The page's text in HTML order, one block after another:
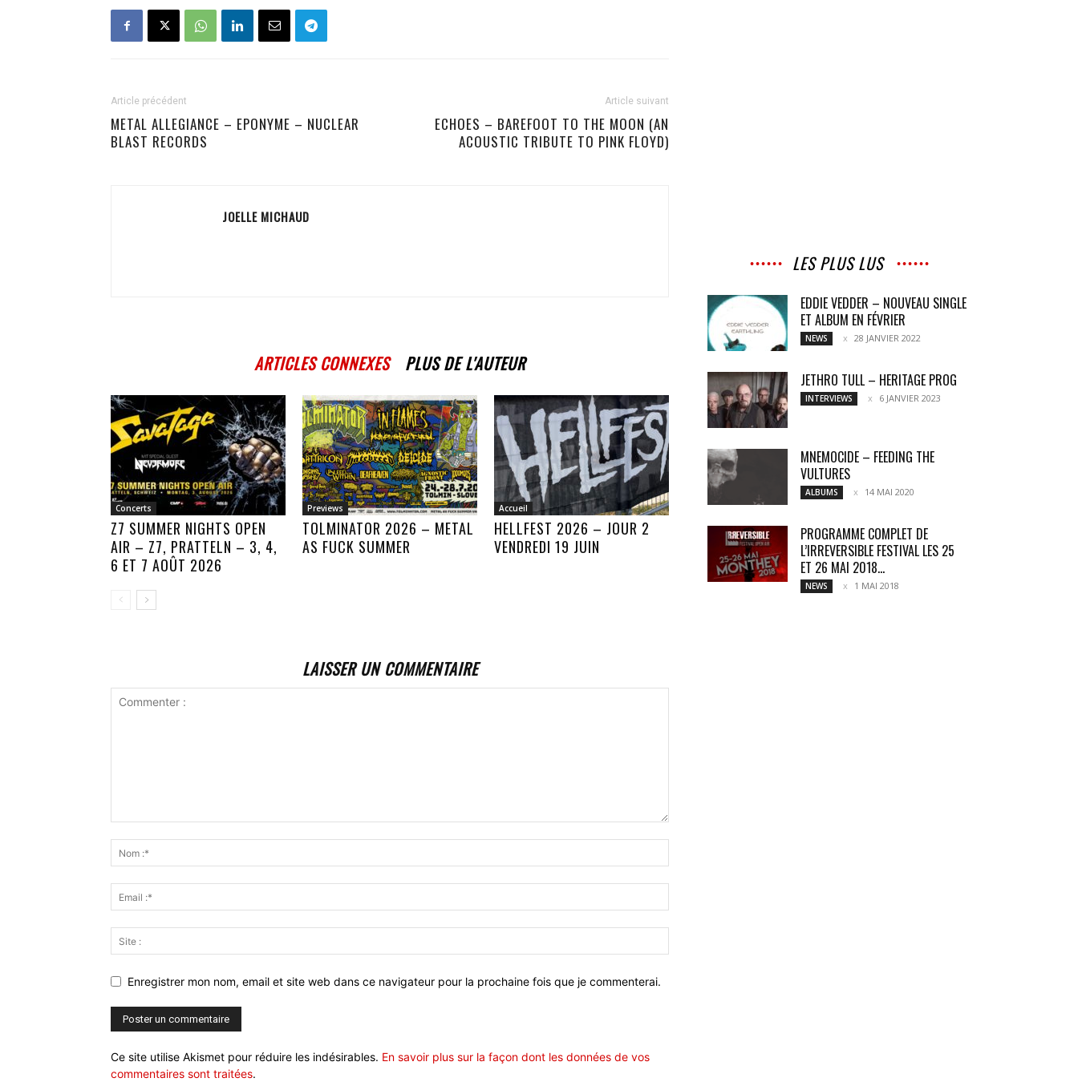
Article précédent
METAL ALLEGIANCE – EPONYME – NUCLEAR
BLAST RECORDS
Article suivant
ECHOES – BAREFOOT TO THE MOON (AN
ACOUSTIC TRIBUTE TO PINK FLOYD)
JOELLE MICHAUD
ARTICLES CONNEXES PLUS DE L'AUTEUR
Concerts
Z7 SUMMER NIGHTS OPEN
AIR – Z7, PRATTELN – 3, 4,
6 ET 7 AOÛT 2026
Previews
TOLMINATOR 2026 – METAL
AS FUCK SUMMER
Accueil
HELLFEST 2026 – JOUR 2
VENDREDI 19 JUIN
LAISSER UN COMMENTAIRE
Enregistrer mon nom, email et site web dans ce navigateur pour la prochaine fois que je commenterai.
Ce site utilise Akismet pour réduire les indésirables. En savoir plus sur la façon dont les données de vos
commentaires sont traitées.
LES PLUS LUS
EDDIE VEDDER – NOUVEAU SINGLE
ET ALBUM EN FÉVRIER
NEWS 28 JANVIER 2022
JETHRO TULL – HERITAGE PROG
INTERVIEWS 6 JANVIER 2023
MNEMOCIDE – FEEDING THE
VULTURES
ALBUMS 14 MAI 2020
PROGRAMME COMPLET DE
L’IRREVERSIBLE FESTIVAL LES 25
ET 26 MAI 2018...
NEWS 1 MAI 2018